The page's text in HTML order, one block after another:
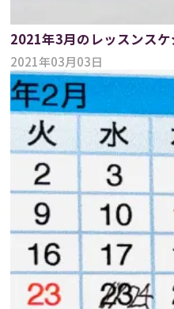
2021年3月のレッスンス
2021年03月03日